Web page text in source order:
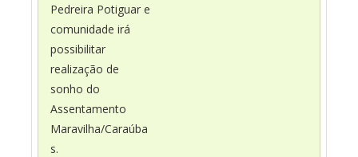
Pedreira Potiguar e
comunidade irá
possibilitar
realização de
sonho do
Assentamento
Maravilha/Caraúba
s.